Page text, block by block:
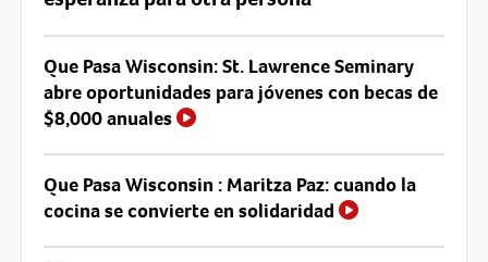
Que Pasa Wisconsin: St. Lawrence Seminary
abre oportunidades para jóvenes con becas de
$8,000 anuales
Que Pasa Wisconsin : Maritza Paz: cuando la
cocina se convierte en solidaridad